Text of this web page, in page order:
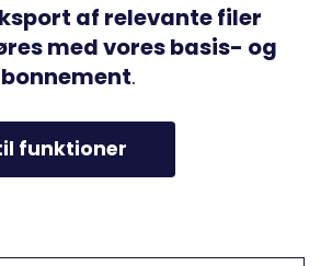
af relevante filer
med vores basis- og
.
funktioner